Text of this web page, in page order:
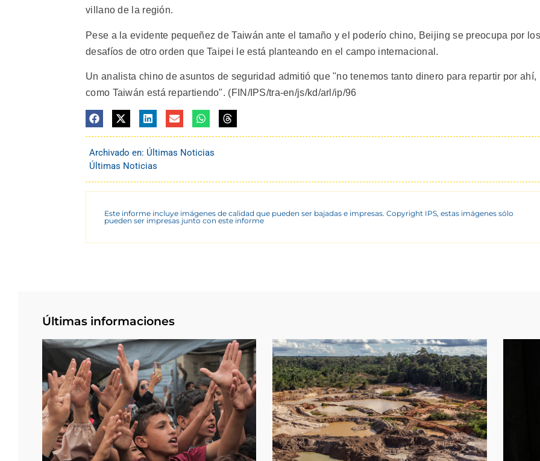
villano de la región.
Pese a la evidente pequeñez de Taiwán ante el tamaño y el poderío chino, Beijing se preocupa por los
desafíos de otro orden que Taipei le está planteando en el campo internacional.
Un analista chino de asuntos de seguridad admitió que "no tenemos tanto dinero para repartir por ahí,
como Taiwán está repartiendo". (FIN/IPS/tra-en/js/kd/arl/ip/96
Archivado en: Últimas Noticias
Últimas Noticias
Este informe incluye imágenes de calidad que pueden ser bajadas e impresas. Copyright IPS, estas imágenes sólo
pueden ser impresas junto con este informe
Últimas informaciones